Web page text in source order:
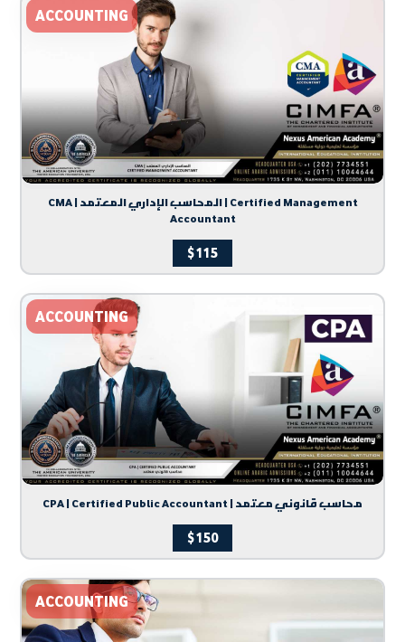
CMA | المحاسب الإداري المعتمد | Certified Management
Accountant
$115
ACCOUNTING
CPA | Certified Public Accountant | محاسب قانوني معتمد
$150
ACCOUNTING
ACCOUNTING